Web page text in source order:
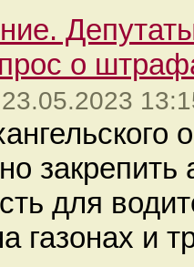
о
23.05.2023
для
газонах и